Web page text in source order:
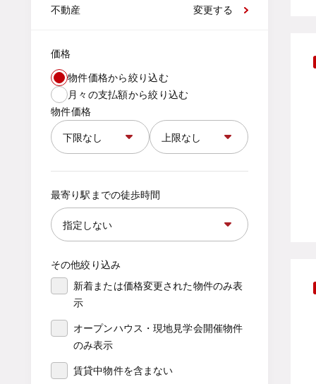
不動産
変更する
価格
物件価格から絞り込む
月々の支払額から絞り込む
物件価格
最寄り駅までの徒歩時間
その他絞り込み
新着または価格変更された物件のみ表
示
オープンハウス・現地見学会開催物件
のみ表示
賃貸中物件を含まない